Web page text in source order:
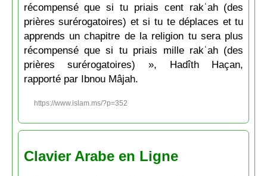
récompensé que si tu priais cent rakʿah (des
prières surérogatoires) et si tu te déplaces et tu
apprends un chapitre de la religion tu sera plus
récompensé que si tu priais mille rakʿah (des
prières surérogatoires) », Hadîth Haçan,
rapporté par Ibnou Mâjah.
https://www.islam.ms/?p=352
Clavier Arabe en Ligne